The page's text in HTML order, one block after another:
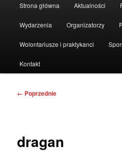
Strona główna Aktualności
Wydarzenia Organizatorzy
Wolontariusze i praktykanci
Kontakt
Nawigacja
← Poprzednie
dragan